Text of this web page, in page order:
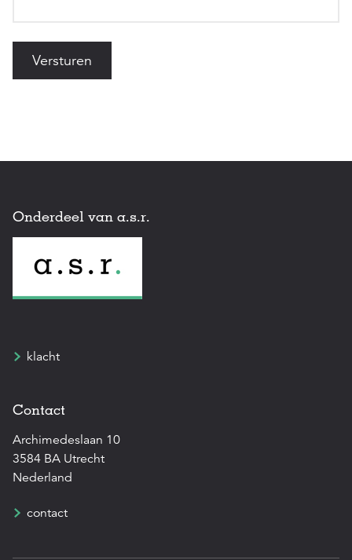
Versturen
Onderdeel van a.s.r.
klacht
Contact
Archimedeslaan 10
3584 BA Utrecht
Nederland
contact